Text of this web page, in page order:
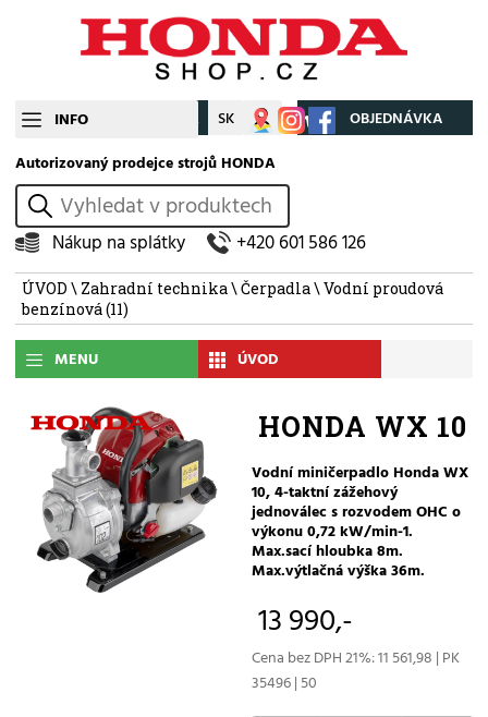
INFO CZ SK Můj účet OBJEDNÁVKA
Autorizovaný prodejce strojů HONDA
vyhledat
Nákup na splátky +420 601 586 126
ÚVOD \ Zahradní technika\Čerpadla\Vodní proudová
benzínová(11)
MENU ÚVOD
HONDA WX 10
Vodní miničerpadlo Honda WX
10, 4-taktní zážehový
jednoválec s rozvodem OHC o
výkonu 0,72 kW/min-1.
Max.sací hloubka 8m.
Max.výtlačná výška 36m.
13 990,-
Cena bez DPH 21%: 11 561,98 | PK
35496 | 50